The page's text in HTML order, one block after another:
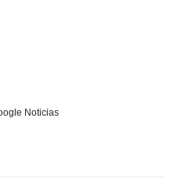
Noticias